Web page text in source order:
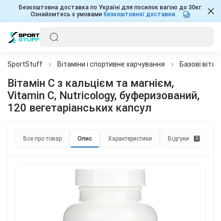
Безкоштовна доставка по Україні для посилок вагою до 30кг.
Ознайомтесь з умовами безкоштовної доставки.
SportStuff Вітаміни і спортивне харчування Базові
Вітамін C з кальцієм та магнієм,
Vitamin C, Nutricology, буферизований,
120 вегетаріанських капсул
Все про товар Опис Характеристики Відгуки 0